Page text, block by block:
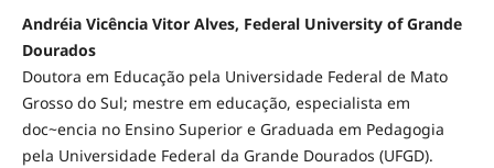
Andréia Vicência Vitor Alves, Federal University of Grande
Dourados
Doutora em Educação pela Universidade Federal de Mato
Grosso do Sul; mestre em educação, especialista em
doc~encia no Ensino Superior e Graduada em Pedagogia
pela Universidade Federal da Grande Dourados (UFGD).